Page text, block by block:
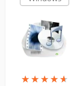
★★★★★
★★★★★